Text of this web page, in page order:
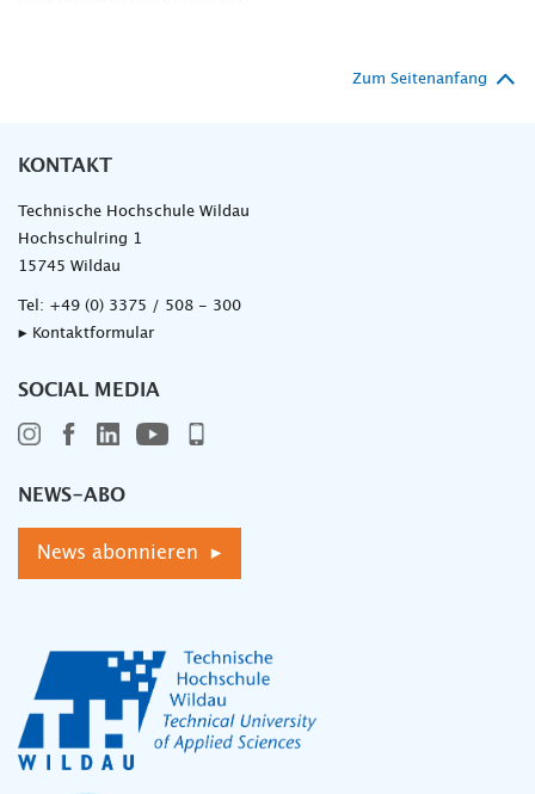
Zum Seitenanfang
KONTAKT
Technische Hochschule Wildau
Hochschulring 1
15745 Wildau
Tel: +49 (0) 3375 / 508 - 300
▸ Kontaktformular
SOCIAL MEDIA
NEWS-ABO
News abonnieren ▸